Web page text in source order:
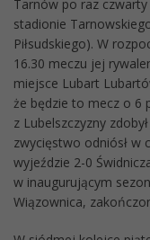
Tarnów po raz
stadionie
Piłsudskiego). W
16.30 meczu jej
miejsce Lubart
że będzie to mecz o 6
z Lubelszczyzny
zwycięstwo odniósł w
wyjeździe 2-0
w inaugurującym
Wiązownica,